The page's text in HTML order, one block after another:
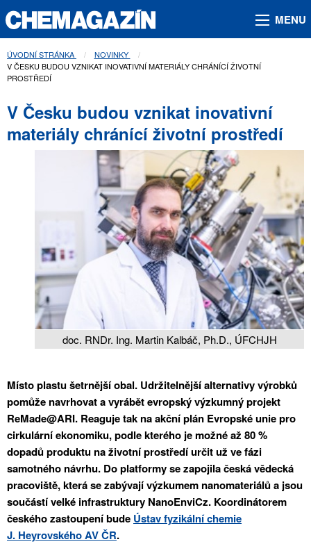
MENU
ÚVODNÍ STRÁNKA
NOVINKY
AKTUÁLNÍ STRÁNKA:
V ČESKU BUDOU VZNIKAT INOVATIVNÍ MATERIÁLY CHRÁNÍCÍ ŽIVOTNÍ
PROSTŘEDÍ
V Česku budou vznikat inovativní
materiály chránící životní prostředí
doc. RNDr. Ing. Martin Kalbáč, Ph.D., ÚFCHJH
Místo plastu šetrnější obal. Udržitelnější alternativy výrobků
pomůže navrhovat a vyrábět evropský výzkumný projekt
ReMade@ARI. Reaguje tak na akční plán Evropské unie pro
cirkulární ekonomiku, podle kterého je možné až 80 %
dopadů produktu na životní prostředí určit už ve fázi
samotného návrhu. Do platformy se zapojila česká vědecká
pracoviště, která se zabývají výzkumem nanomateriálů a jsou
součástí velké infrastruktury NanoEnviCz. Koordinátorem
českého zastoupení bude Ústav fyzikální chemie
J. Heyrovského AV ČR.